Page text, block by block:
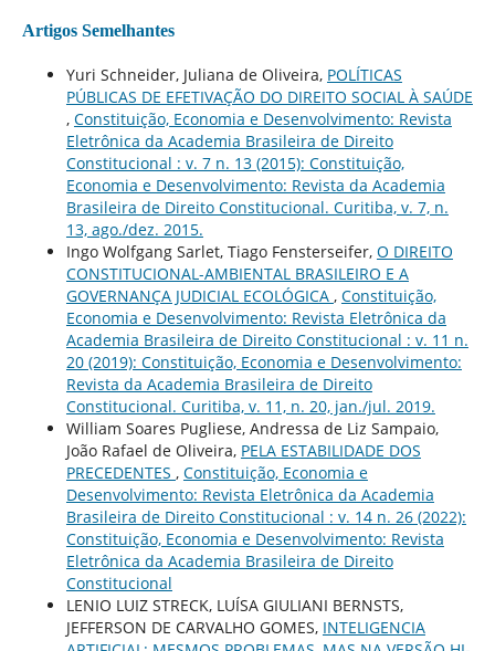
Artigos Semelhantes
Yuri Schneider, Juliana de Oliveira, POLÍTICAS
PÚBLICAS DE EFETIVAÇÃO DO DIREITO SOCIAL À SAÚDE
, Constituição, Economia e Desenvolvimento: Revista
Eletrônica da Academia Brasileira de Direito
Constitucional : v. 7 n. 13 (2015): Constituição,
Economia e Desenvolvimento: Revista da Academia
Brasileira de Direito Constitucional. Curitiba, v. 7, n.
13, ago./dez. 2015.
Ingo Wolfgang Sarlet, Tiago Fensterseifer, O DIREITO
CONSTITUCIONAL-AMBIENTAL BRASILEIRO E A
GOVERNANÇA JUDICIAL ECOLÓGICA , Constituição,
Economia e Desenvolvimento: Revista Eletrônica da
Academia Brasileira de Direito Constitucional : v. 11 n.
20 (2019): Constituição, Economia e Desenvolvimento:
Revista da Academia Brasileira de Direito
Constitucional. Curitiba, v. 11, n. 20, jan./jul. 2019.
William Soares Pugliese, Andressa de Liz Sampaio,
João Rafael de Oliveira, PELA ESTABILIDADE DOS
PRECEDENTES , Constituição, Economia e
Desenvolvimento: Revista Eletrônica da Academia
Brasileira de Direito Constitucional : v. 14 n. 26 (2022):
Constituição, Economia e Desenvolvimento: Revista
Eletrônica da Academia Brasileira de Direito
Constitucional
LENIO LUIZ STRECK, LUÍSA GIULIANI BERNSTS,
JEFFERSON DE CARVALHO GOMES, INTELIGENCIA